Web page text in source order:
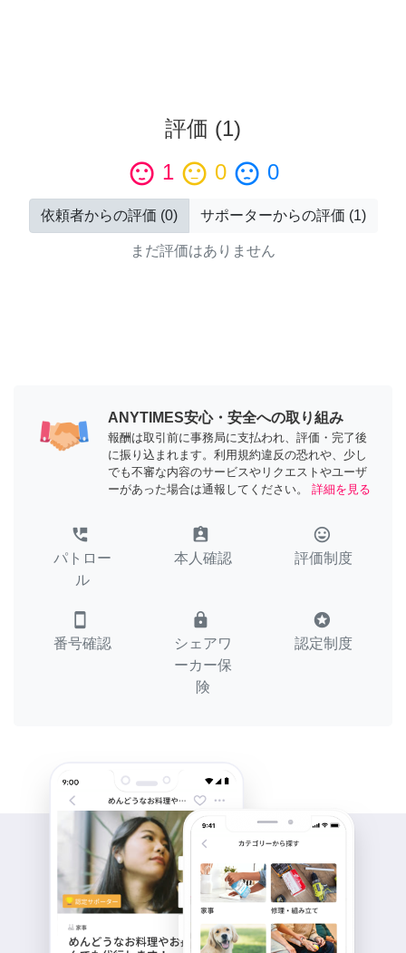
評価 (1)
sentiment_satisfied 1 sentiment_neutral 0 sentiment_dissatisfied 0
依頼者からの評価 (0) サポーターからの評価 (1)
まだ評価はありません
ANYTIMES安心・安全への取り組み
報酬は取引前に事務局に支払われ、評価・完了後
に振り込まれます。利用規約違反の恐れや、少し
でも不審な内容のサービスやリクエストやユーザ
ーがあった場合は通報してください。
詳細を見る
perm_phone_msg
パトロー
ル
assignment_ind
本人確認
tag_faces
評価制度
smartphone
番号確認
lock
シェアワ
ーカー保
険
stars
認定制度